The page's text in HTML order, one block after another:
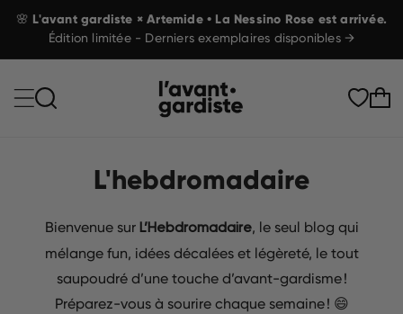
🌸 L'avant gardiste × Artemide • La Nessino Rose est arrivée.
Édition limitée - Derniers exemplaires disponibles →
Panier
L'hebdromadaire
Bienvenue sur L’Hebdromadaire, le seul blog qui
mélange fun, idées décalées et légèreté, le tout
saupoudré d’une touche d’avant-gardisme !
Préparez-vous à sourire chaque semaine ! 😄